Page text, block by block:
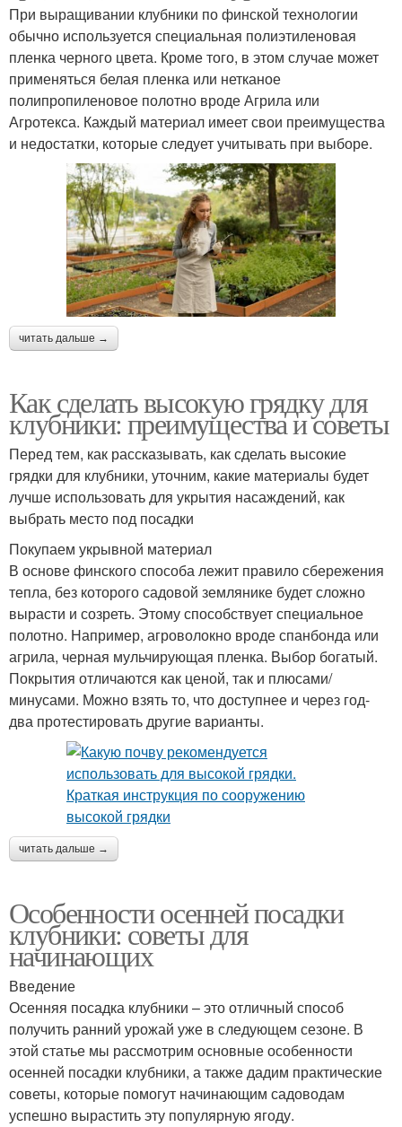
При выращивании клубники по финской технологии
обычно используется специальная полиэтиленовая
пленка черного цвета. Кроме того, в этом случае может
применяться белая пленка или нетканое
полипропиленовое полотно вроде Агрила или
Агротекса. Каждый материал имеет свои преимущества
и недостатки, которые следует учитывать при выборе.
читать дальше →
Как сделать высокую грядку для
клубники: преимущества и советы
Перед тем, как рассказывать, как сделать высокие
грядки для клубники, уточним, какие материалы будет
лучше использовать для укрытия насаждений, как
выбрать место под посадки
Покупаем укрывной материал
В основе финского способа лежит правило сбережения
тепла, без которого садовой землянике будет сложно
вырасти и созреть. Этому способствует специальное
полотно. Например, агроволокно вроде спанбонда или
агрила, черная мульчирующая пленка. Выбор богатый.
Покрытия отличаются как ценой, так и плюсами/
минусами. Можно взять то, что доступнее и через год-
два протестировать другие варианты.
читать дальше →
Особенности осенней посадки
клубники: советы для
начинающих
Введение
Осенняя посадка клубники – это отличный способ
получить ранний урожай уже в следующем сезоне. В
этой статье мы рассмотрим основные особенности
осенней посадки клубники, а также дадим практические
советы, которые помогут начинающим садоводам
успешно вырастить эту популярную ягоду.